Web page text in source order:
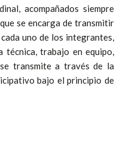
acompañados siempre
se encarga de transmitir
uno de los integrantes,
trabajo en equipo,
transmite a través de la
bajo el principio de